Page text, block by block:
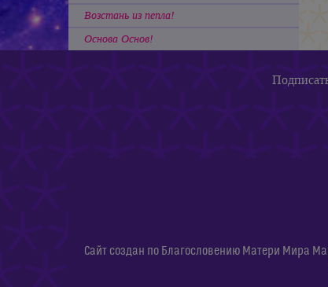
Возстань из пепла!
Основа Основ!
Сайт создан по Благословению Матери Мира